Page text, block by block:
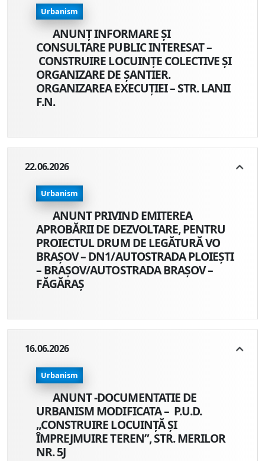
Urbanism
ANUNŢ INFORMARE ŞI
CONSULTARE PUBLIC INTERESAT –
CONSTRUIRE LOCUINȚE COLECTIVE ȘI
ORGANIZARE DE ȘANTIER.
ORGANIZAREA EXECUȚIEI – STR. LANII​
F.N.
22.06.2026
Urbanism
ANUNT PRIVIND EMITEREA
APROBĂRII DE DEZVOLTARE, PENTRU
PROIECTUL DRUM DE LEGĂTURĂ VO
BRAȘOV – DN1/AUTOSTRADA PLOIEȘTI
– BRAȘOV/AUTOSTRADA BRAȘOV –
FĂGĂRAȘ
16.06.2026
Urbanism
ANUNT -DOCUMENTATIE DE
URBANISM MODIFICATA – P.U.D.
„CONSTRUIRE LOCUINȚĂ ȘI
ÎMPREJMUIRE TEREN”, STR. MERILOR
NR. 5J